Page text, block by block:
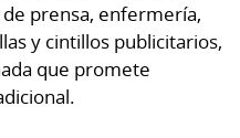
prensa, enfermería,
y cintillos publicitarios,
que promete